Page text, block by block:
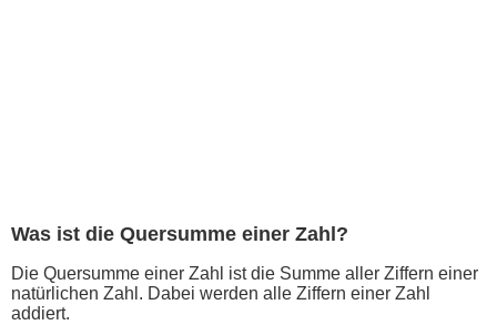
Was ist die Quersumme einer Zahl?
Die Quersumme einer Zahl ist die Summe aller Ziffern einer
natürlichen Zahl. Dabei werden alle Ziffern einer Zahl
addiert.